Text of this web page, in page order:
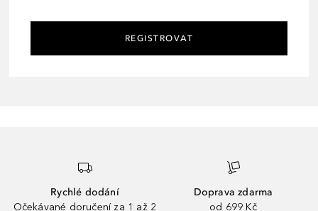
REGISTROVAT
Rychlé dodání
Očekávané doručení za 1 až 2
Doprava zdarma
od 699 Kč